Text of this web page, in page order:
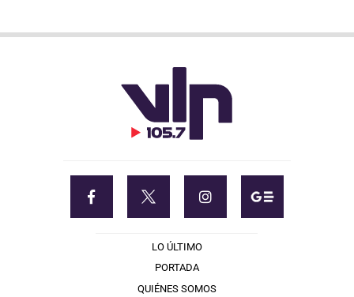
LO ÚLTIMO
PORTADA
QUIÉNES SOMOS